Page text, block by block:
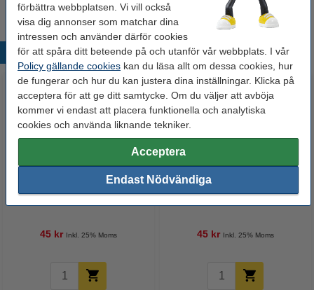
förbättra webbplatsen. Vi vill också
visa dig annonser som matchar dina
intressen och använder därför cookies
för att spåra ditt beteende på och utanför vår webbplats. I vår
Policy gällande cookies kan du läsa allt om dessa cookies, hur
de fungerar och hur du kan justera dina inställningar. Klicka på
acceptera för att ge ditt samtycke. Om du väljer att avböja
kommer vi endast att placera funktionella och analytiska
cookies och använda liknande tekniker.
Acceptera
Endast Nödvändiga
Populära produkter
Fineliner 0.35mm | Edding 1800 |
45 kr Inkl. 25% Moms
Fineliner 0.5mm | Edding 1800 |
45 kr Inkl. 25% Moms